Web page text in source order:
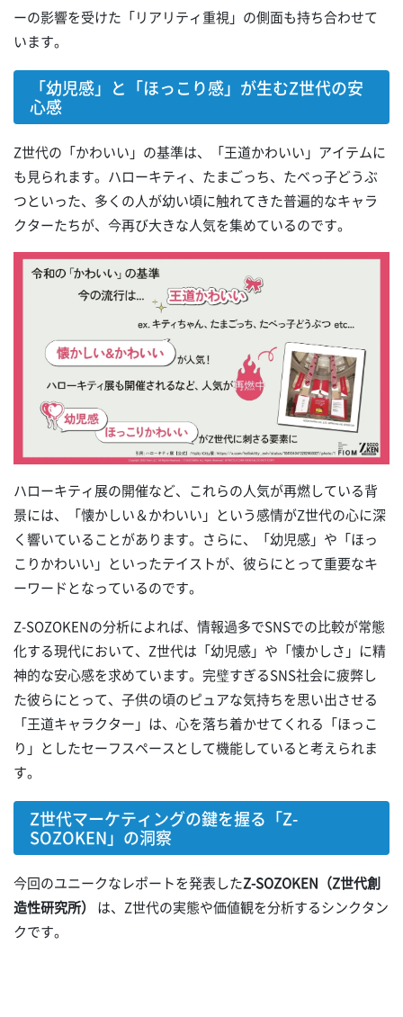
ーの影響を受けた「リアリティ重視」の側面も持ち合わせて
います。
「幼児感」と「ほっこり感」が生むZ世代の安
心感
Z世代の「かわいい」の基準は、「王道かわいい」アイテムに
も見られます。ハローキティ、たまごっち、たべっ子どうぶ
つといった、多くの人が幼い頃に触れてきた普遍的なキャラ
クターたちが、今再び大きな人気を集めているのです。
ハローキティ展の開催など、これらの人気が再燃している背
景には、「懐かしい＆かわいい」という感情がZ世代の心に深
く響いていることがあります。さらに、「幼児感」や「ほっ
こりかわいい」といったテイストが、彼らにとって重要なキ
ーワードとなっているのです。
Z-SOZOKENの分析によれば、情報過多でSNSでの比較が常態
化する現代において、Z世代は「幼児感」や「懐かしさ」に精
神的な安心感を求めています。完璧すぎるSNS社会に疲弊し
た彼らにとって、子供の頃のピュアな気持ちを思い出させる
「王道キャラクター」は、心を落ち着かせてくれる「ほっこ
り」としたセーフスペースとして機能していると考えられま
す。
Z世代マーケティングの鍵を握る「Z-
SOZOKEN」の洞察
今回のユニークなレポートを発表したZ-SOZOKEN（Z世代創
造性研究所） は、Z世代の実態や価値観を分析するシンクタン
クです。